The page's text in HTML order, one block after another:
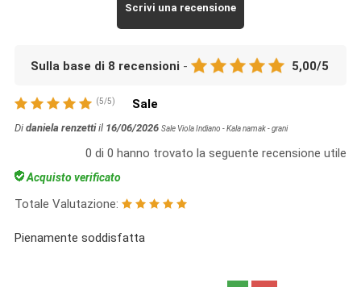
Scrivi una recensione
Sulla base di 8 recensioni - 5,00/5
(5/5) Sale
Di daniela renzettiil 16/06/2026 Sale Viola Indiano - Kala namak - grani
0 di 0 hanno trovato la seguente recensione utile
Acquisto verificato
Totale Valutazione:
Pienamente soddisfatta